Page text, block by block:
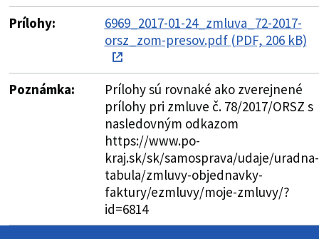
Prílohy:
6969_2017-01-24_zmluva_72-2017-
orsz_zom-presov.pdf (PDF, 206 kB)
Poznámka:
Prílohy sú rovnaké ako zverejnené
prílohy pri zmluve č. 78/2017/ORSZ s
nasledovným odkazom
https://www.po-
kraj.sk/sk/samosprava/udaje/uradna-
tabula/zmluvy-objednavky-
faktury/ezmluvy/moje-zmluvy/?
id=6814